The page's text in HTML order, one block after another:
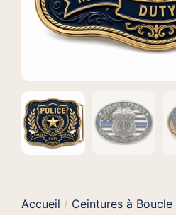
Accueil / Ceintures à Boucle